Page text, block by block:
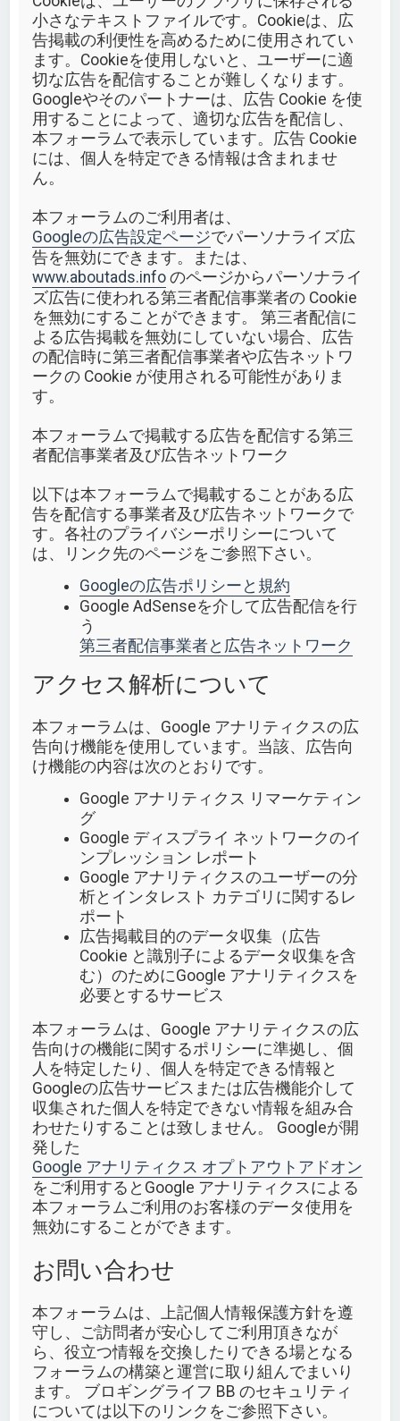
小さなテキストファイルです。Cookieは、広
告掲載の利便性を高めるために使用されてい
ます。Cookieを使用しないと、ユーザーに適
切な広告を配信することが難しくなります。
Googleやそのパートナーは、広告 Cookie を使
用することによって、適切な広告を配信し、
本フォーラムで表示しています。広告 Cookie
には、個人を特定できる情報は含まれませ
ん。
本フォーラムのご利用者は、
Googleの広告設定ページでパーソナライズ広
告を無効にできます。または、
www.aboutads.info のページからパーソナライ
ズ広告に使われる第三者配信事業者の Cookie
を無効にすることができます。 第三者配信に
よる広告掲載を無効にしていない場合、広告
の配信時に第三者配信事業者や広告ネットワ
ークの Cookie が使用される可能性がありま
す。
本フォーラムで掲載する広告を配信する第三
者配信事業者及び広告ネットワーク
以下は本フォーラムで掲載することがある広
告を配信する事業者及び広告ネットワークで
す。各社のプライバシーポリシーについて
は、リンク先のページをご参照下さい。
Googleの広告ポリシーと規約
Google AdSenseを介して広告配信を行
う
第三者配信事業者と広告ネットワーク
アクセス解析について
本フォーラムは、Google アナリティクスの広
告向け機能を使用しています。当該、広告向
け機能の内容は次のとおりです。
Google アナリティクス リマーケティン
グ
Google ディスプライ ネットワークのイ
ンプレッション レポート
Google アナリティクスのユーザーの分
析とインタレスト カテゴリに関するレ
ポート
広告掲載目的のデータ収集（広告
Cookie と識別子によるデータ収集を含
む）のためにGoogle アナリティクスを
必要とするサービス
本フォーラムは、Google アナリティクスの広
告向けの機能に関するポリシーに準拠し、個
人を特定したり、個人を特定できる情報と
Googleの広告サービスまたは広告機能介して
収集された個人を特定できない情報を組み合
わせたりすることは致しません。 Googleが開
発した
Google アナリティクス オプトアウトアドオン
をご利用するとGoogle アナリティクスによる
本フォーラムご利用のお客様のデータ使用を
無効にすることができます。
お問い合わせ
本フォーラムは、上記個人情報保護方針を遵
守し、ご訪問者が安心してご利用頂きなが
ら、役立つ情報を交換したりできる場となる
フォーラムの構築と運営に取り組んでまいり
ます。 ブロギングライフ BB のセキュリティ
については以下のリンクをご参照下さい。